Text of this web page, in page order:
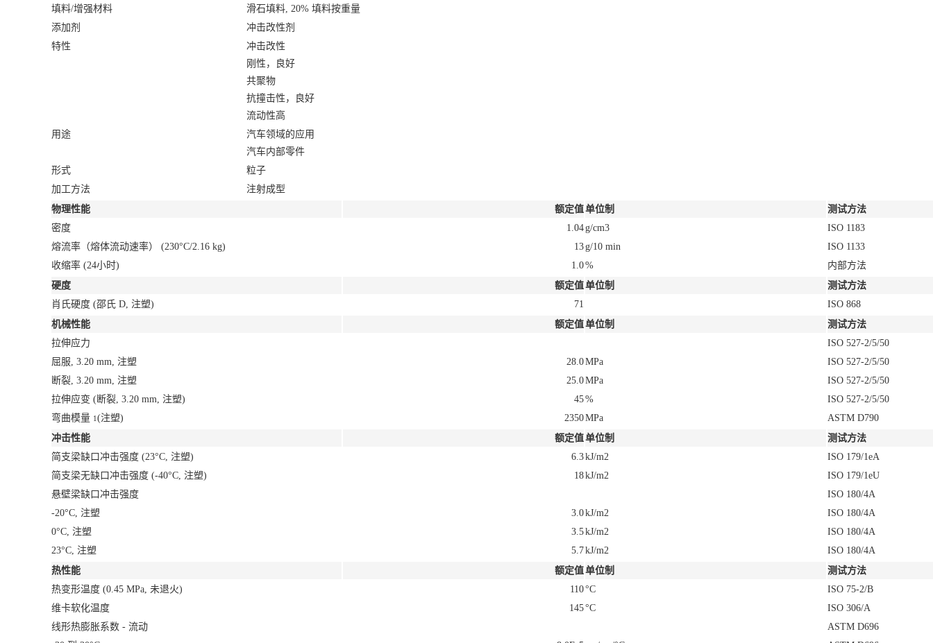
填料/增强材料
滑石填料, 20% 填料按重量
添加剂
冲击改性剂
特性
冲击改性
刚性，良好
共聚物
抗撞击性，良好
流动性高
用途
汽车领域的应用
汽车内部零件
形式
粒子
加工方法
注射成型
物理性能
额定值单位制
测试方法
密度
1.04g/cm3
ISO 1183
熔流率（熔体流动速率） (230°C/2.16 kg) 13g/10 min
ISO 1133
收缩率 (24小时) 1.0%
内部方法
硬度
额定值单位制
测试方法
肖氏硬度 (邵氏 D, 注塑) 71
ISO 868
机械性能
额定值单位制
测试方法
拉伸应力
ISO 527-2/5/50
屈服, 3.20 mm, 注塑
28.0MPa
ISO 527-2/5/50
断裂, 3.20 mm, 注塑
25.0MPa
ISO 527-2/5/50
拉伸应变 (断裂, 3.20 mm, 注塑) 45%
ISO 527-2/5/50
弯曲模量 1 (注塑) 2350MPa
ASTM D790
冲击性能
额定值单位制
测试方法
简支梁缺口冲击强度 (23°C, 注塑) 6.3kJ/m2
ISO 179/1eA
简支梁无缺口冲击强度 (-40°C, 注塑) 18kJ/m2
ISO 179/1eU
悬壁梁缺口冲击强度
ISO 180/4A
-20°C, 注塑
3.0kJ/m2
ISO 180/4A
0°C, 注塑
3.5kJ/m2
ISO 180/4A
23°C, 注塑
5.7kJ/m2
ISO 180/4A
热性能
额定值单位制
测试方法
热变形温度 (0.45 MPa, 未退火) 110°C
ISO 75-2/B
维卡软化温度
145°C
ISO 306/A
线形热膨胀系数 - 流动
ASTM D696